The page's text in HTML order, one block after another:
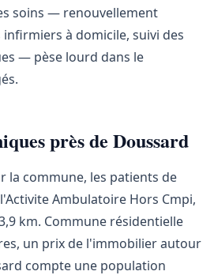
soins — renouvellement
à domicile, suivi des
— pèse lourd dans le
près de Doussard
la commune, les patients de
Ambulatoire Hors Cmpi,
km. Commune résidentielle
un prix de l'immobilier autour
compte une population